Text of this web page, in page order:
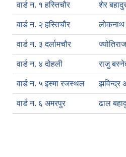
वार्ड न. १ हस्तिचौर शेर
वार्ड न. २ हस्तिचौर लोकनाथ
वार्ड न. ३ दर्लामचौर
वार्ड न. ४ दोहली राजु
वार्ड न. ५ इस्मा रजस्थल झविन्द्र
वार्ड न. ६ अमरपुर ढाल